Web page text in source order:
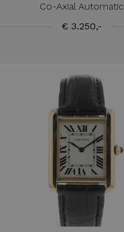
Co-Axial Automatic
€ 3.250,-